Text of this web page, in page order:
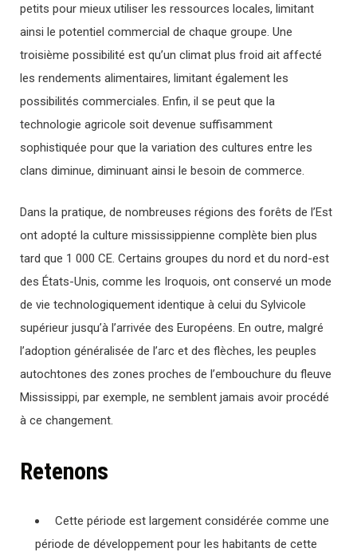
petits pour mieux utiliser les ressources locales, limitant
ainsi le potentiel commercial de chaque groupe. Une
troisième possibilité est qu’un climat plus froid ait affecté
les rendements alimentaires, limitant également les
possibilités commerciales. Enfin, il se peut que la
technologie agricole soit devenue suffisamment
sophistiquée pour que la variation des cultures entre les
clans diminue, diminuant ainsi le besoin de commerce.
Dans la pratique, de nombreuses régions des forêts de l’Est
ont adopté la culture mississippienne complète bien plus
tard que 1 000 CE. Certains groupes du nord et du nord-est
des États-Unis, comme les Iroquois, ont conservé un mode
de vie technologiquement identique à celui du Sylvicole
supérieur jusqu’à l’arrivée des Européens. En outre, malgré
l’adoption généralisée de l’arc et des flèches, les peuples
autochtones des zones proches de l’embouchure du fleuve
Mississippi, par exemple, ne semblent jamais avoir procédé
à ce changement.
Retenons
Cette période est largement considérée comme une
période de développement pour les habitants de cette